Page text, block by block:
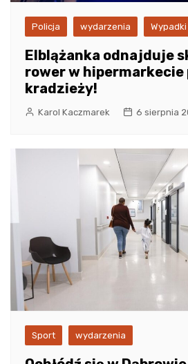
Policja wydarzenia Wypadki
Elblążanka odnajduje
rower w hipermarkecie
kradzieży!
Karol Kaczmarek 6 sierpnia
Sport wydarzenia